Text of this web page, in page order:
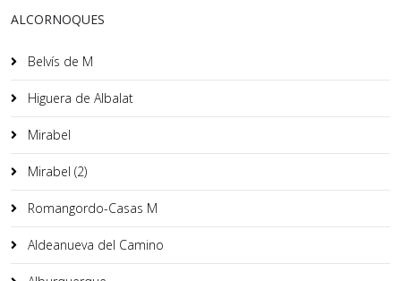
ALCORNOQUES
Belvís de M
Higuera de Albalat
Mirabel
Mirabel (2)
Romangordo-Casas M
Aldeanueva del Camino